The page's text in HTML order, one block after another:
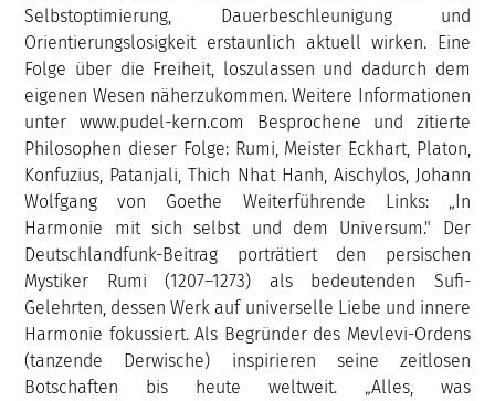
Selbstoptimierung, Dauerbeschleunigung und
Orientierungslosigkeit erstaunlich aktuell wirken. Eine
Folge über die Freiheit, loszulassen und dadurch dem
eigenen Wesen näherzukommen. Weitere Informationen
unter www.pudel-kern.com Besprochene und zitierte
Philosophen dieser Folge: Rumi, Meister Eckhart, Platon,
Konfuzius, Patanjali, Thich Nhat Hanh, Aischylos, Johann
Wolfgang von Goethe Weiterführende Links: „In
Harmonie mit sich selbst und dem Universum." Der
Deutschlandfunk-Beitrag porträtiert den persischen
Mystiker Rumi (1207–1273) als bedeutenden Sufi-
Gelehrten, dessen Werk auf universelle Liebe und innere
Harmonie fokussiert. Als Begründer des Mevlevi-Ordens
(tanzende Derwische) inspirieren seine zeitlosen
Botschaften bis heute weltweit. „Alles, was